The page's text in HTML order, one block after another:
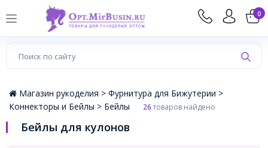
0
×
Магазин рукоделия > Фурнитура для Бижутерии >
Коннекторы и Бейлы > Бейлы 26товаров найдено
Бейлы для кулонов